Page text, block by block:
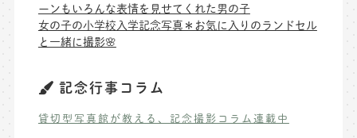
ーンもいろんな表情を見せてくれた男の子
女の子の小学校入学記念写真＊お気に入りのランドセル
と一緒に撮影🌸
記念行事コラム
貸切型写真館が教える、記念撮影コラム連載中